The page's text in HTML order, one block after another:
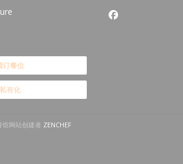
订餐位
私有化
Facebook ((在新
网站创建者 ZENCHEF((在新窗口中打开))